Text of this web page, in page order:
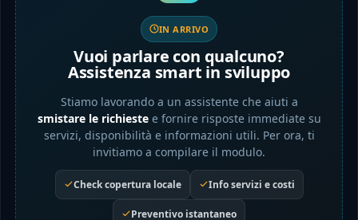
IN ARRIVO
Vuoi parlare con qualcuno?
Assistenza smart in sviluppo
Stiamo lavorando a un assistente che aiuti a
smistare le richiestee fornire risposte immediate su
servizi, disponibilità e informazioni utili. Per ora, ti
invitiamo a compilare il modulo.
Check copertura locale Info servizi e costi
Preventivo istantaneo